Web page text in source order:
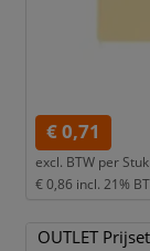
€ 0,71
excl. BTW per Stuk
€ 0,86 incl. 21%
OUTLET